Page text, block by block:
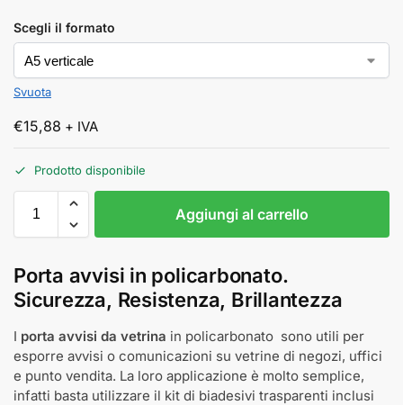
Scegli il formato
Svuota
€15,88 + IVA
Prodotto disponibile
Aggiungi al carrello
Porta avvisi in policarbonato.
Sicurezza, Resistenza, Brillantezza
I porta avvisi da vetrina in policarbonato sono utili per
esporre avvisi o comunicazioni su vetrine di negozi, uffici
e punto vendita. La loro applicazione è molto semplice,
infatti basta utilizzare il kit di biadesivi trasparenti inclusi